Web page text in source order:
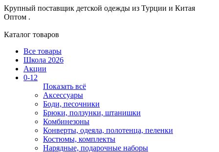
Крупный поставщик детской одежды из Турции и Китая
Оптом .
Каталог товаров
Все товары
Школа 2026
Акции
0-12
Показать всё
Аксессуары
Боди, песочники
Брюки, ползунки, штанишки
Комбинезоны
Конверты, одеяла, полотенца, пеленки
Костюмы, комплекты
Нарядные, подарочные наборы